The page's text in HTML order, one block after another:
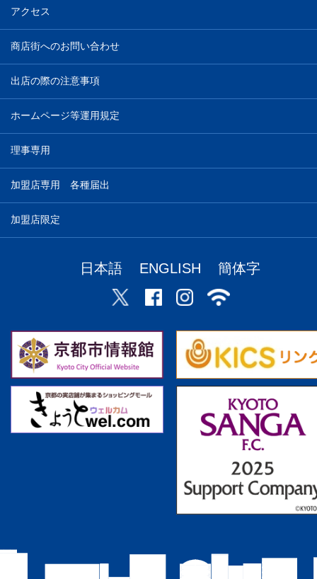
アクセス
商店街へのお問い合わせ
出店の際の注意事項
ホームページ等運用規定
理事専用
加盟店専用 各種届出
加盟店限定
日本語 ENGLISH 簡体字